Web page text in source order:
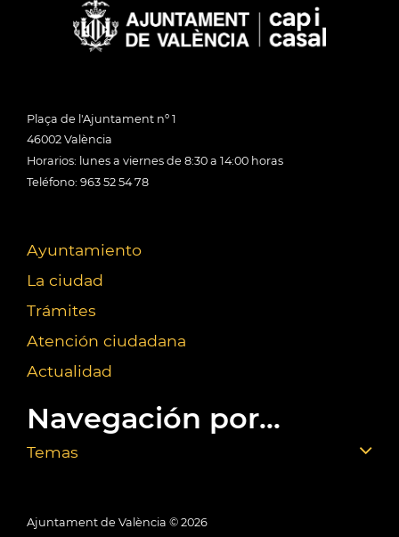
Plaça de l'Ajuntament nº 1
46002 València
Horarios: lunes a viernes de 8:30 a 14:00 horas
Teléfono: 963 52 54 78
Ayuntamiento
La ciudad
Trámites
Atención ciudadana
Actualidad
Navegación por...
Temas
Ajuntament de València © 2026